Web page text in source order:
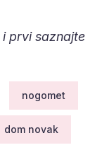
i prvi saznajte
nogomet
dom novak